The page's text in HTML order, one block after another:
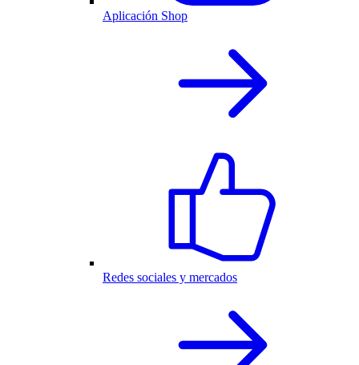
Aplicación Shop
Redes sociales y mercados